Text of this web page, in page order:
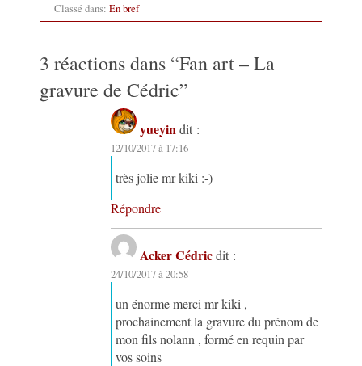
Classé dans: En bref
3 réactions dans “Fan art – La
gravure de Cédric”
yueyin dit :
12/10/2017 à 17:16
très jolie mr kiki :-)
Répondre
Acker Cédric dit :
24/10/2017 à 20:58
un énorme merci mr kiki ,
prochainement la gravure du prénom de
mon fils nolann , formé en requin par
vos soins